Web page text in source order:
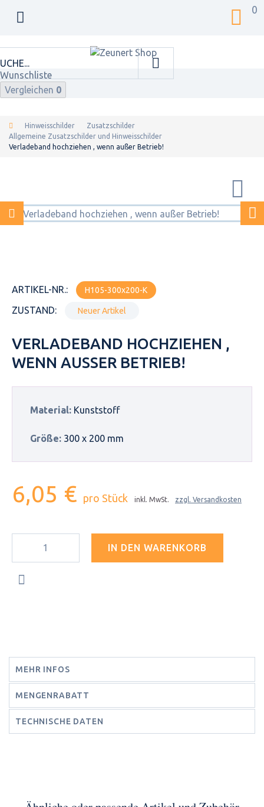
0
Wunschliste
Vergleichen 0
Hinweisschilder
Zusatzschilder
Allgemeine Zusatzschilder und Hinweisschilder
Verladeband hochziehen , wenn außer Betrieb!
ARTIKEL-NR.: H105-300x200-K
ZUSTAND: Neuer Artikel
VERLADEBAND HOCHZIEHEN ,
WENN AUSSER BETRIEB!
Material: Kunststoff
Größe: 300 x 200 mm
6,05 € pro Stück inkl. MwSt. zzgl. Versandkosten
IN DEN WARENKORB
MEHR INFOS
MENGENRABATT
TECHNISCHE DATEN